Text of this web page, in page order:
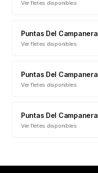
Ver fletes disponibles
Puntas Del Campanera
Ver fletes disponibles
Puntas Del Campanera
Ver fletes disponibles
Puntas Del Campanera
Ver fletes disponibles